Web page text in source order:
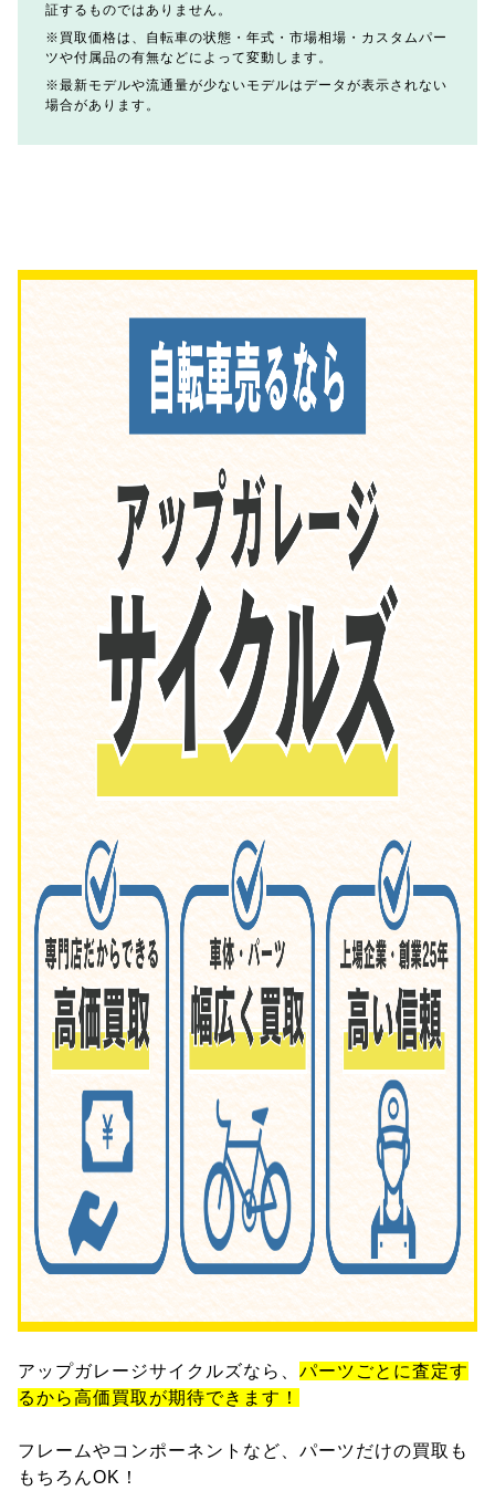
証するものではありません。
買取価格は、自転車の状態・年式・市場相場・カスタムパー
ツや付属品の有無などによって変動します。
最新モデルや流通量が少ないモデルはデータが表示されない
場合があります。
アップガレージサイクルズなら、 パーツごとに査定す
るから高価買取が期待できます！
フレームやコンポーネントなど、パーツだけの買取も
もちろんOK！